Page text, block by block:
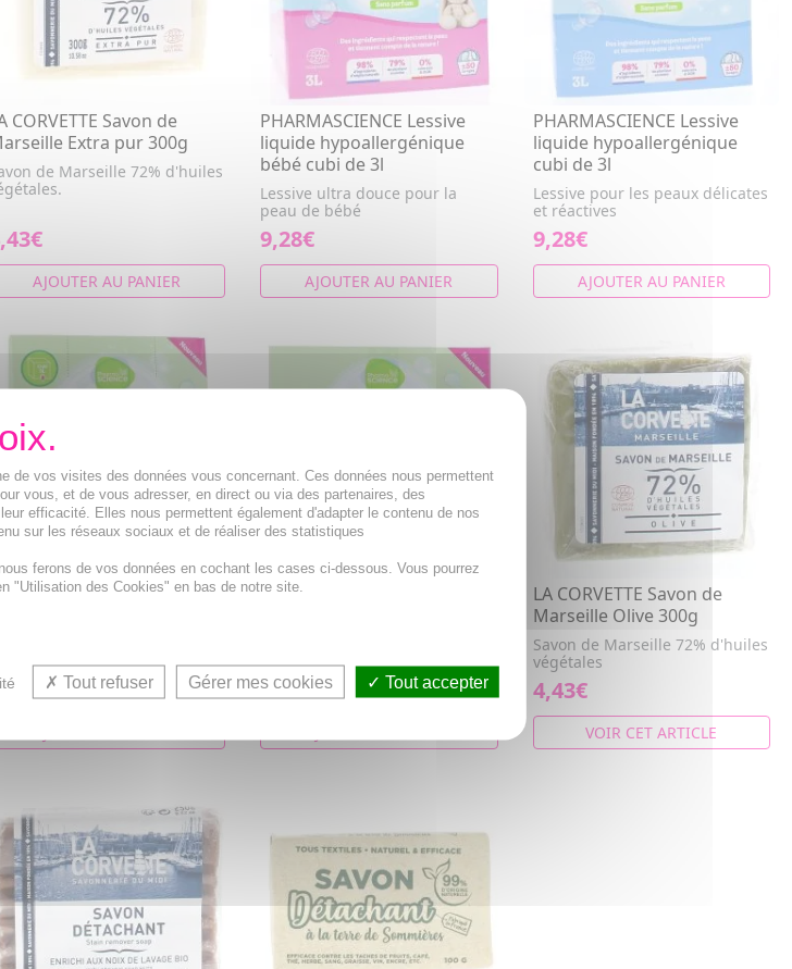
CORVETTE Savon de
Extra pur 300g
de Marseille 72% d'huiles
AJOUTER AU PANIER
PHARMASCIENCE Lessive
liquide hypoallergénique
bébé cubi de 3l
Lessive ultra douce pour la
peau de bébé
9,28€
AJOUTER AU PANIER
PHARMASCIENCE Lessive
liquide hypoallergénique
cubi de 3l
Lessive pour les peaux délicates
et réactives
9,28€
AJOUTER AU PANIER
Liquide
PHARMASCIENCE Tablettes
Rinçage et Brillance
6,15€
LA CORVETTE Savon de
Marseille Olive 300g
Savon de Marseille 72% d'huiles
végétales
4,43€
VOIR CET ARTICLE
de vos visites des données vous concernant. Ces données nous permettent
vous, et de vous adresser, en direct ou via des partenaires, des
efficacité. Elles nous permettent également d'adapter le contenu de nos
sur les réseaux sociaux et de réaliser des statistiques
ferons de vos données en cochant les cases ci-dessous. Vous pourrez
"Utilisation des Cookies" en bas de notre site.
Tout refuser Gérer mes cookies Tout accepter